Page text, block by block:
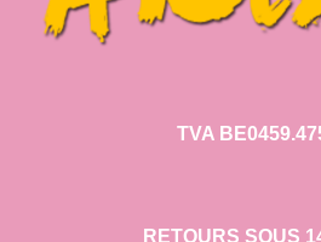
TVA
RETOURS SOUS